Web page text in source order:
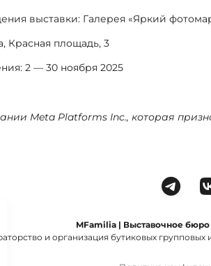
выставки: Галерея «Яркий
Красная площадь, 3
2 — 30 ноября 2025
Meta Platforms Inc., которая
MFamilia | Выставочное
и организация бутиковых групповых